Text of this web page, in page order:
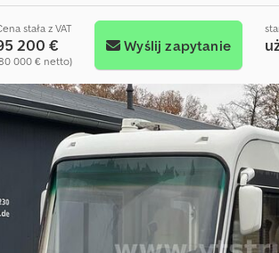
stała z VAT
200 €
000 € netto)
Wyślij zapytanie